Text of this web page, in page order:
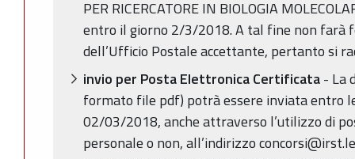
PER RICERCATORE IN BIOLOGIA
entro il giorno 2/3/2018. A tal fine non farà
dell’Ufficio Postale accettante, pertanto si
invio per Posta Elettronica Certificata- La
formato file pdf) potrà essere inviata entro
02/03/2018, anche attraverso l’utilizzo di
personale o non, all’indirizzo